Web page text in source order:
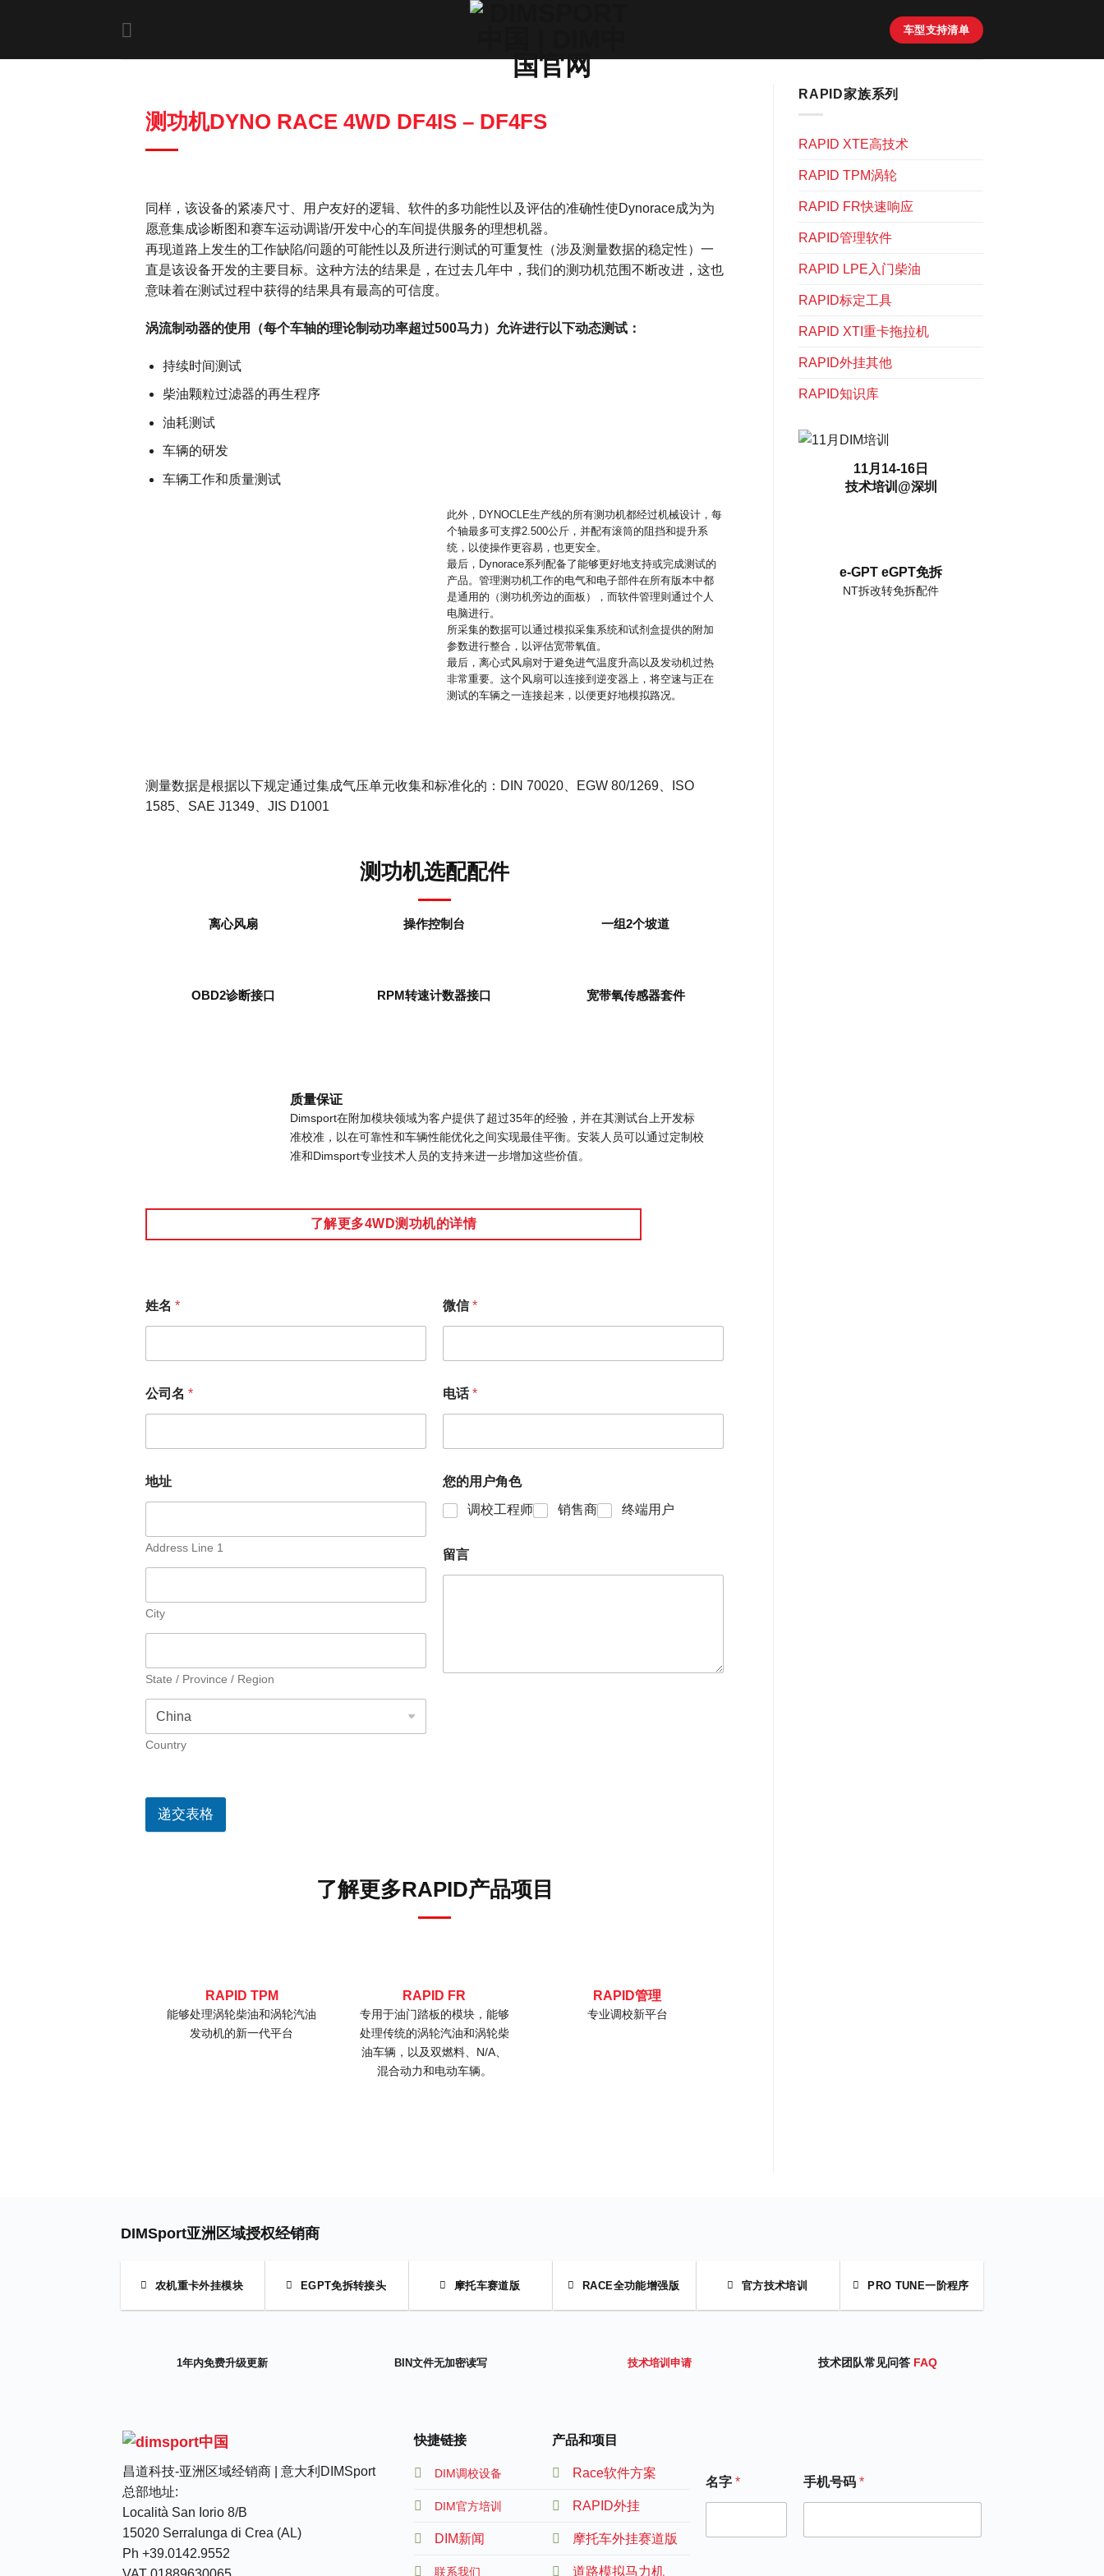
车型支持清单
测功机DYNO RACE 4WD DF4IS – DF4FS
同样，该设备的紧凑尺寸、用户友好的逻辑、软件的多功能性以及评估的准确性使Dynorace成为为
愿意集成诊断图和赛车运动调谐/开发中心的车间提供服务的理想机器。
再现道路上发生的工作缺陷/问题的可能性以及所进行测试的可重复性（涉及测量数据的稳定性）一
直是该设备开发的主要目标。这种方法的结果是，在过去几年中，我们的测功机范围不断改进，这也
意味着在测试过程中获得的结果具有最高的可信度。
涡流制动器的使用（每个车轴的理论制动功率超过500马力）允许进行以下动态测试：
持续时间测试
柴油颗粒过滤器的再生程序
油耗测试
车辆的研发
车辆工作和质量测试
此外，DYNOCLE生产线的所有测功机都经过机械设计，每
个轴最多可支撑2.500公斤，并配有滚筒的阻挡和提升系
统，以使操作更容易，也更安全。
最后，Dynorace系列配备了能够更好地支持或完成测试的
产品。管理测功机工作的电气和电子部件在所有版本中都
是通用的（测功机旁边的面板），而软件管理则通过个人
电脑进行。
所采集的数据可以通过模拟采集系统和试剂盒提供的附加
参数进行整合，以评估宽带氧值。
最后，离心式风扇对于避免进气温度升高以及发动机过热
非常重要。这个风扇可以连接到逆变器上，将空速与正在
测试的车辆之一连接起来，以便更好地模拟路况。
测量数据是根据以下规定通过集成气压单元收集和标准化的：DIN 70020、EGW 80/1269、ISO
1585、SAE J1349、JIS D1001
测功机选配配件
离心风扇 操作控制台 一组2个坡道
OBD2诊断接口 RPM转速计数器接口 宽带氧传感器套件
质量保证
Dimsport在附加模块领域为客户提供了超过35年的经验，并在其测试台上开发标
准校准，以在可靠性和车辆性能优化之间实现最佳平衡。安装人员可以通过定制校
准和Dimsport专业技术人员的支持来进一步增加这些价值。
了解更多4WD测功机的详情
姓名 *
公司名 *
地址
Address Line 1
City
State / Province / Region
Country
微信*
电话*
您的用户角色
调校工程师 销售商 终端用户
留言
递交表格
了解更多RAPID产品项目
RAPID TPM
能够处理涡轮柴油和涡轮汽油
发动机的新一代平台
RAPID FR
专用于油门踏板的模块，能够
处理传统的涡轮汽油和涡轮柴
油车辆，以及双燃料、N/A、
混合动力和电动车辆。
RAPID管理
专业调校新平台
RAPID家族系列
RAPID XTE高技术
RAPID TPM涡轮
RAPID FR快速响应
RAPID管理软件
RAPID LPE入门柴油
RAPID标定工具
RAPID XTI重卡拖拉机
RAPID外挂其他
RAPID知识库
11月14-16日
技术培训@深圳
e-GPT eGPT免拆
NT拆改转免拆配件
DIMSport亚洲区域授权经销商
农机重卡外挂模块 EGPT免拆转接头 摩托车赛道版 RACE全功能增强版 官方技术培训 PRO TUNE一阶程序
1年内免费升级更新 BIN文件无加密读写 技术培训申请 技术团队常见问答 FAQ
昌道科技-亚洲区域经销商 | 意大利DIMSport
总部地址:
Località San Iorio 8/B
15020 Serralunga di Crea (AL)
Ph +39.0142.9552
快捷链接
DIM调校设备
DIM官方培训
DIM新闻
联系我们
产品和项目
Race软件方案
RAPID外挂
摩托车外挂赛道版
道路模拟马力机
名字* 手机号码 *